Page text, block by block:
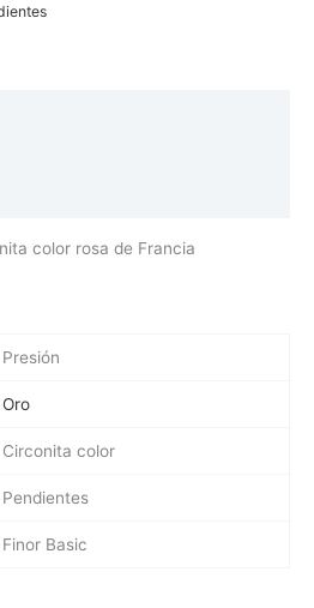
color rosa de Francia
Presión
Oro
Circonita color
Pendientes
Finor Basic